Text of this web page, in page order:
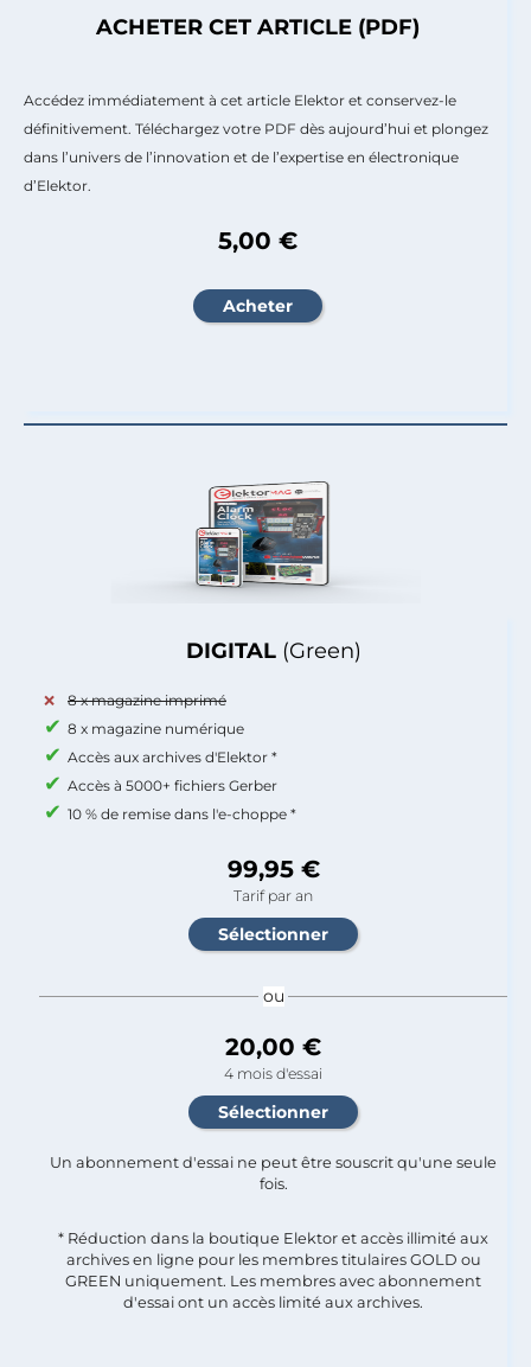
DIGITAL (Green)
8 x magazine imprimé
8 x magazine numérique
Accès aux archives d'Elektor *
Accès à 5000+ fichiers Gerber
10 % de remise dans l'e-choppe *
99,95 €
Tarif par an
ou
20,00 €
4 mois d'essai
Un abonnement d'essai ne peut être souscrit qu'une seule
fois.​
* Réduction dans la boutique Elektor et accès illimité aux
archives en ligne pour les membres titulaires GOLD ou
GREEN uniquement. Les membres avec abonnement
d'essai ont un accès limité aux archives.
ACHETER CET ARTICLE (PDF)
Accédez immédiatement à cet article Elektor et conservez-le
définitivement. Téléchargez votre PDF dès aujourd’hui et plongez
dans l’univers de l’innovation et de l’expertise en électronique
d’Elektor.
5,00 €